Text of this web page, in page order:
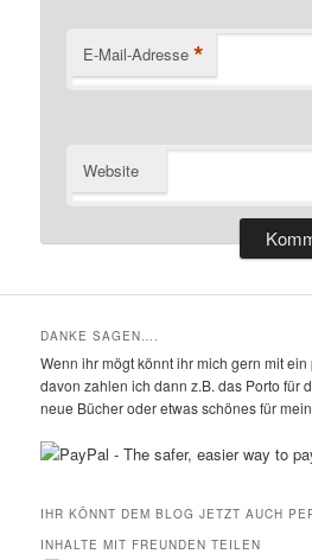
E-Mail-Adresse *
Website
DANKE SAGEN….
Wenn ihr mögt könnt ihr mich gern mit
davon zahlen ich dann z.B. das Porto für
neue Bücher oder etwas schönes für
IHR KÖNNT DEM BLOG JETZT AUCH
INHALTE MIT FREUNDEN TEILEN